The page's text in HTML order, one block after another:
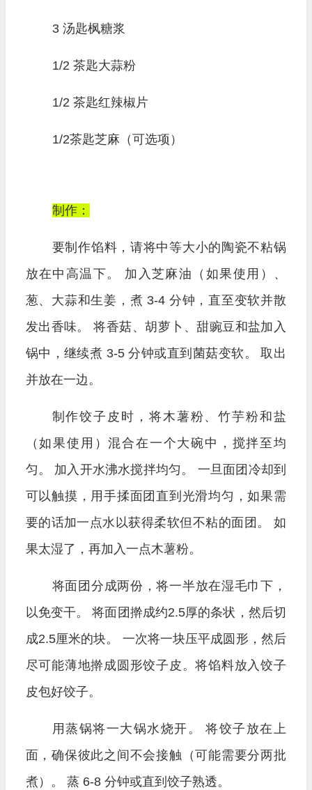
3 汤匙枫糖浆
1/2 茶匙大蒜粉
1/2 茶匙红辣椒片
1/2茶匙芝麻（可选项）
制作：
要制作馅料，请将中等大小的陶瓷不粘锅
放在中高温下。 加入芝麻油（如果使用）、
葱、大蒜和生姜，煮 3-4 分钟，直至变软并散
发出香味。 将香菇、胡萝卜、甜豌豆和盐加入
锅中，继续煮 3-5 分钟或直到菌菇变软。 取出
并放在一边。
制作饺子皮时，将木薯粉、竹芋粉和盐
（如果使用）混合在一个大碗中，搅拌至均
匀。 加入开水沸水搅拌均匀。 一旦面团冷却到
可以触摸，用手揉面团直到光滑均匀，如果需
要的话加一点水以获得柔软但不粘的面团。 如
果太湿了，再加入一点木薯粉。
将面团分成两份，将一半放在湿毛巾下，
以免变干。 将面团擀成约2.5厚的条状，然后切
成2.5厘米的块。 一次将一块压平成圆形，然后
尽可能薄地擀成圆形饺子皮。将馅料放入饺子
皮包好饺子。
用蒸锅将一大锅水烧开。 将饺子放在上
面，确保彼此之间不会接触（可能需要分两批
煮）。 蒸 6-8 分钟或直到饺子熟透。